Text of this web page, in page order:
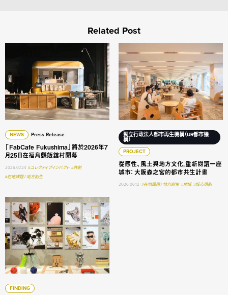
Related Post
NEWS Press Release
「FabCafe Fukushima」將於2026年7
月25日在福島縣飯舘村開幕
2026.07.24 #コレクティブインパクト #共創
#在地課題 / 地方創生
「FabCafe Fukushima」將於2026年7月25日在福島縣飯舘村
獨立行政法人都市再生機構（UR都市機
構）
PROJECT
從感性、風土與地方文化，重新閱讀一座
城市： 大阪森之宮的都市共生計畫
2026.06.12 #在地課題 / 地方創生 #地域 #城市規劃
FINDING
打開企業與世界的連結： Loftwork 如何為企業打造公開徵件專